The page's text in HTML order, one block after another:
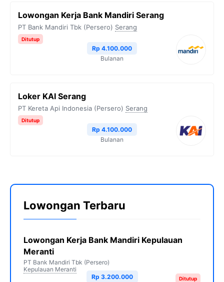
Lowongan Kerja Bank Mandiri Serang
PT Bank Mandiri Tbk (Persero) Serang
Ditutup
Rp 4.100.000
Bulanan
Loker KAI Serang
PT Kereta Api Indonesia (Persero) Serang
Ditutup
Rp 4.100.000
Bulanan
Lowongan Terbaru
Lowongan Kerja Bank Mandiri Kepulauan
Meranti
PT Bank Mandiri Tbk (Persero)
Kepulauan Meranti
Ditutup
Rp 3.200.000